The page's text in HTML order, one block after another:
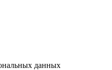
данных